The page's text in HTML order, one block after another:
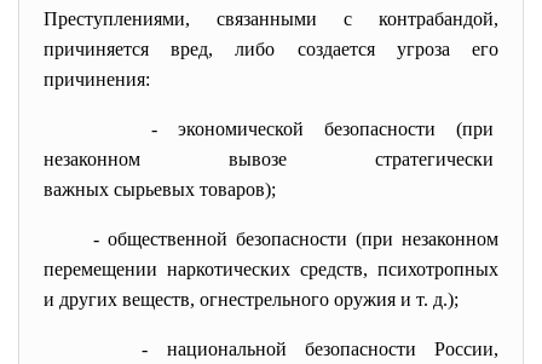
Преступлениями, связанными с контрабандой,
причиняется вред, либо создается угроза его
причинения:
- экономической безопасности (при
незаконном вывозе стратегически
важных сырьевых товаров);
- общественной безопасности (при незаконном
перемещении наркотических средств, психотропных
и других веществ, огнестрельного оружия и т. д.);
- национальной безопасности России,